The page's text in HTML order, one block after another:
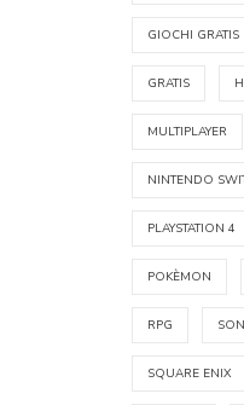
GIOCHI GRATIS
GRATIS
MULTIPLAYER
NINTENDO
PLAYSTATION 4
POKÈMON
RPG
SQUARE ENIX